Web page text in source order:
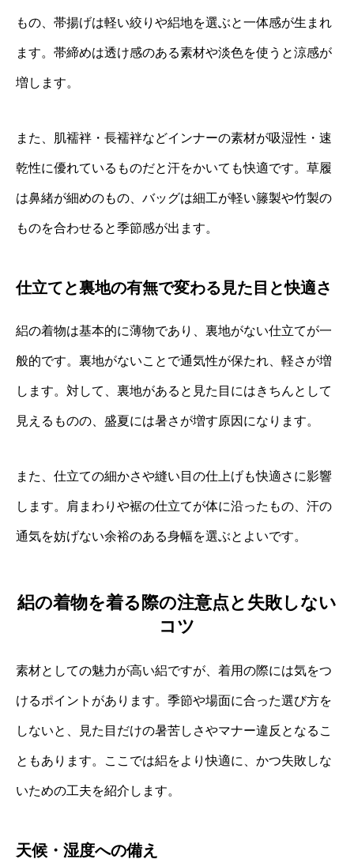
もの、帯揚げは軽い絞りや絽地を選ぶと一体感が生まれ
ます。帯締めは透け感のある素材や淡色を使うと涼感が
増します。
また、肌襦袢・長襦袢などインナーの素材が吸湿性・速
乾性に優れているものだと汗をかいても快適です。草履
は鼻緒が細めのもの、バッグは細工が軽い籐製や竹製の
ものを合わせると季節感が出ます。
仕立てと裏地の有無で変わる見た目と快適さ
絽の着物は基本的に薄物であり、裏地がない仕立てが一
般的です。裏地がないことで通気性が保たれ、軽さが増
します。対して、裏地があると見た目にはきちんとして
見えるものの、盛夏には暑さが増す原因になります。
また、仕立ての細かさや縫い目の仕上げも快適さに影響
します。肩まわりや裾の仕立てが体に沿ったもの、汗の
通気を妨げない余裕のある身幅を選ぶとよいです。
絽の着物を着る際の注意点と失敗しない
コツ
素材としての魅力が高い絽ですが、着用の際には気をつ
けるポイントがあります。季節や場面に合った選び方を
しないと、見た目だけの暑苦しさやマナー違反となるこ
ともあります。ここでは絽をより快適に、かつ失敗しな
いための工夫を紹介します。
天候・湿度への備え